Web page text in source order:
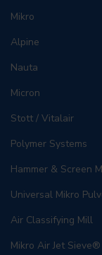
Mikro
Alpine
Nauta
Micron
Stott / Vitalair
Polymer Systems
Hammer & Screen
Universal Mikro
Air Classifying Mill
Mikro Air Jet